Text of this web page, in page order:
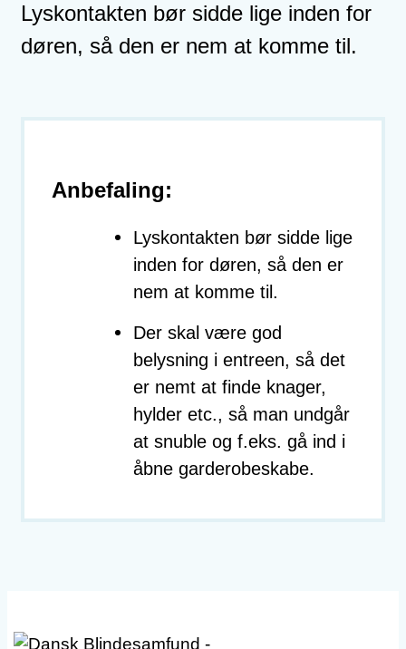
Lyskontakten bør sidde lige inden for
døren, så den er nem at komme til.
Anbefaling:
Lyskontakten bør sidde lige
inden for døren, så den er
nem at komme til.
Der skal være god
belysning i entreen, så det
er nemt at finde knager,
hylder etc., så man undgår
at snuble og f.eks. gå ind i
åbne garderobeskabe.